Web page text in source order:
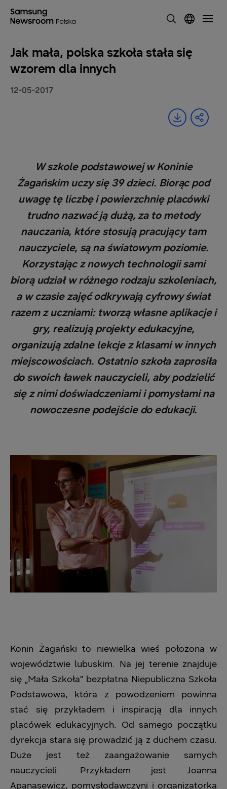
Jak mała, polska szkoła stała się
wzorem dla innych
12-05-2017
W szkole podstawowej w Koninie
Żagańskim uczy się 39 dzieci. Biorąc pod
uwagę tę liczbę i powierzchnię placówki
trudno nazwać ją dużą, za to metody
nauczania, które stosują pracujący tam
nauczyciele, są na światowym poziomie.
Korzystając z nowych technologii sami
biorą udział w różnego rodzaju szkoleniach,
a w czasie zajęć odkrywają cyfrowy świat
razem z uczniami: tworzą własne aplikacje i
gry, realizują projekty edukacyjne,
organizują zdalne lekcje z klasami w innych
miejscowościach. Ostatnio szkoła zaprosiła
do swoich ławek nauczycieli, aby podzielić
się z nimi doświadczeniami i pomysłami na
nowoczesne podejście do edukacji.
Konin Żagański to niewielka wieś położona w
województwie lubuskim. Na jej terenie znajduje
się „Mała Szkoła” bezpłatna Niepubliczna Szkoła
Podstawowa, która z powodzeniem powinna
stać się przykładem i inspiracją dla innych
placówek edukacyjnych. Od samego początku
dyrekcja stara się prowadzić ją z duchem czasu.
Duże jest też zaangażowanie samych
nauczycieli. Przykładem jest Joanna
Apanasewicz, pomysłodawczyni i organizatorka